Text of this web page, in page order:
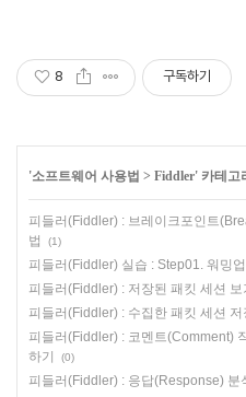
8 구독하기
'소프트웨어 사용법 > Fiddler' 카테고
피들러(Fiddler) : 브레이크포인트
법
(1)
피들러(Fiddler) 실습 : Step01. 워밍
피들러(Fiddler) : 저장된 패킷 세션 보
피들러(Fiddler) : 수집한 패킷 세션 저
피들러(Fiddler) : 코멘트(Comment)
하기
(0)
피들러(Fiddler) : 응답(Response) 분